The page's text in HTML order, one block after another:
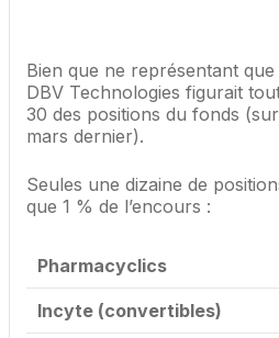
Bien que ne représentant
DBV Technologies figurait
30 des positions du fonds
mars dernier).
Seules une dizaine de
que 1 % de l’encours :
Pharmacyclics
Incyte (convertibles)